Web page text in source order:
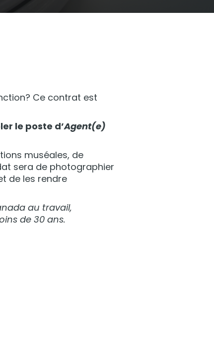
Ce contrat est
le poste d’Agent(e)
muséales, de
sera de photographier
de les rendre
au travail,
de 30 ans.